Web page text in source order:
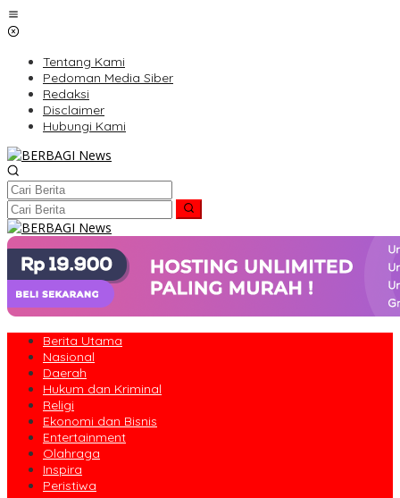
Lewati
ke
Tentang Kami
Pedoman Media Siber
Redaksi
Disclaimer
Hubungi Kami
Berita Utama
Nasional
Daerah
Hukum dan Kriminal
Religi
Ekonomi dan Bisnis
Entertainment
Olahraga
Inspira
Peristiwa